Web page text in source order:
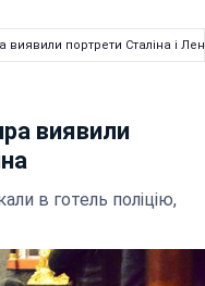
виявили портрети Сталіна і
виявили
в готель поліцію,